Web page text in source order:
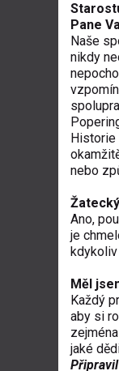
Pane
Naše
nikdy
Historie
nebo
Ano,
je
Měl
Každý
aby si
jaké